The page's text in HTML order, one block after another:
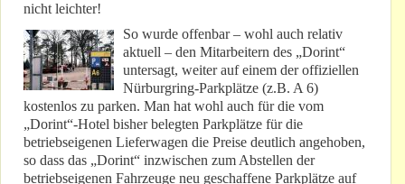
nicht leichter!
So wurde offenbar – wohl auch relativ
aktuell – den Mitarbeitern des „Dorint“
untersagt, weiter auf einem der offiziellen
Nürburgring-Parkplätze (z.B. A 6)
kostenlos zu parken. Man hat wohl auch für die vom
„Dorint“-Hotel bisher belegten Parkplätze für die
betriebseigenen Lieferwagen die Preise deutlich angehoben,
so dass das „Dorint“ inzwischen zum Abstellen der
betriebseigenen Fahrzeuge neu geschaffene Parkplätze auf